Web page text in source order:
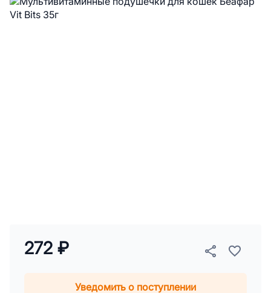
272 ₽
Уведомить о поступлении